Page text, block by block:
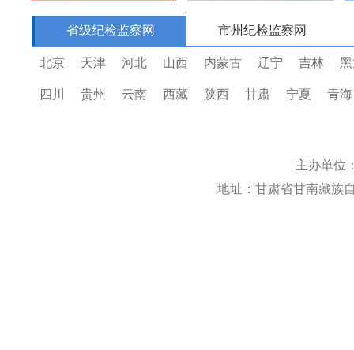
省级纪检监察网 市州纪检监察网
北京 天津 河北 山西 内蒙古 辽宁 吉林
四川 贵州 云南 西藏 陕西 甘肃 宁夏 青海
主办单位
地址：甘肃省甘南藏族